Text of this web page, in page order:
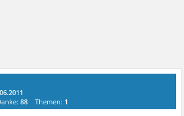
88 Themen: 1